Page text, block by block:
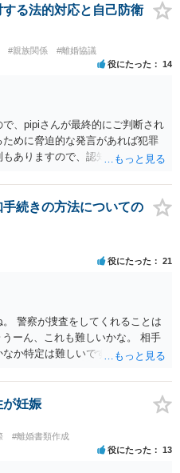
る法的対応と自己防衛
#親族関係 #離婚協議
役にたった 14
、pipiさんが最終的にご判断され
めに脅迫的な発言があれば犯罪
ありますので、認知等につきお
続きの方法についての
役にたった 21
警察が捜査をしてくれることは
ーん、これも難しいかな。 相手
か特定は難しいですね。 お役に
が妊娠
#離婚書類作成
役にたった 13